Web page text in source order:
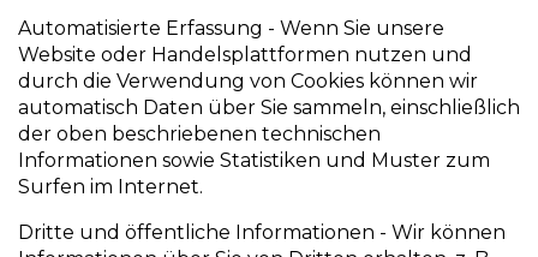
Automatisierte Erfassung - Wenn Sie unsere
Website oder Handelsplattformen nutzen und
durch die Verwendung von Cookies können wir
automatisch Daten über Sie sammeln, einschließlich
der oben beschriebenen technischen
Informationen sowie Statistiken und Muster zum
Surfen im Internet.
Dritte und öffentliche Informationen - Wir können